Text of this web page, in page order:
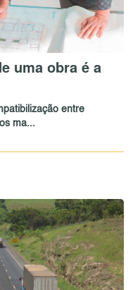
uma obra é a
entre
ma...